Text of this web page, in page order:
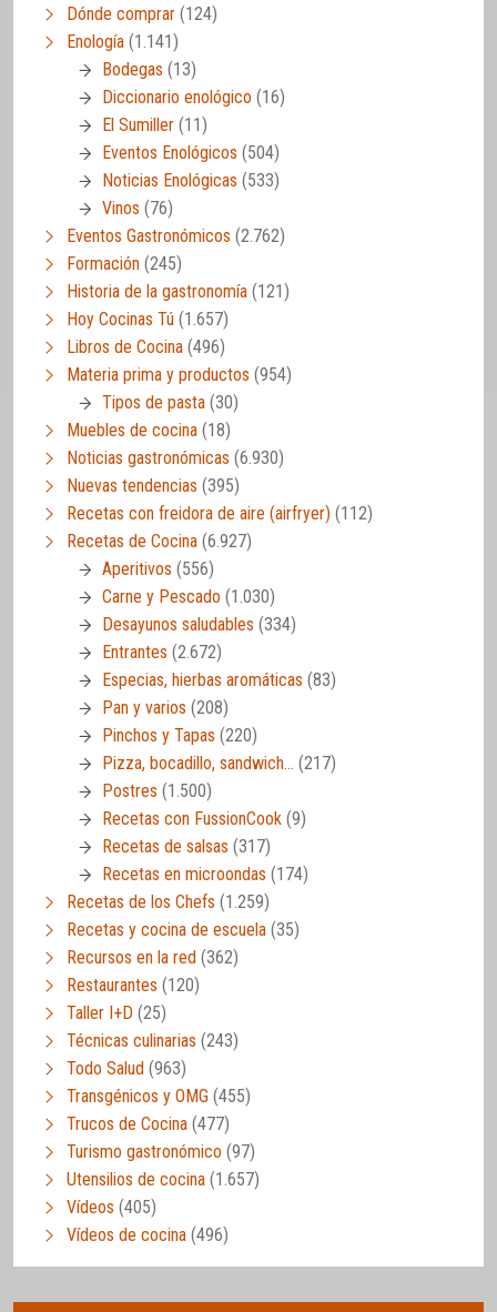
Dónde comprar (124)
Enología (1.141)
Bodegas (13)
Diccionario enológico (16)
El Sumiller (11)
Eventos Enológicos (504)
Noticias Enológicas (533)
Vinos (76)
Eventos Gastronómicos (2.762)
Formación (245)
Historia de la gastronomía (121)
Hoy Cocinas Tú (1.657)
Libros de Cocina (496)
Materia prima y productos (954)
Tipos de pasta (30)
Muebles de cocina (18)
Noticias gastronómicas (6.930)
Nuevas tendencias (395)
Recetas con freidora de aire (airfryer) (112)
Recetas de Cocina (6.927)
Aperitivos (556)
Carne y Pescado (1.030)
Desayunos saludables (334)
Entrantes (2.672)
Especias, hierbas aromáticas (83)
Pan y varios (208)
Pinchos y Tapas (220)
Pizza, bocadillo, sandwich… (217)
Postres (1.500)
Recetas con FussionCook (9)
Recetas de salsas (317)
Recetas en microondas (174)
Recetas de los Chefs (1.259)
Recetas y cocina de escuela (35)
Recursos en la red (362)
Restaurantes (120)
Taller I+D (25)
Técnicas culinarias (243)
Todo Salud (963)
Transgénicos y OMG (455)
Trucos de Cocina (477)
Turismo gastronómico (97)
Utensilios de cocina (1.657)
Vídeos (405)
Vídeos de cocina (496)